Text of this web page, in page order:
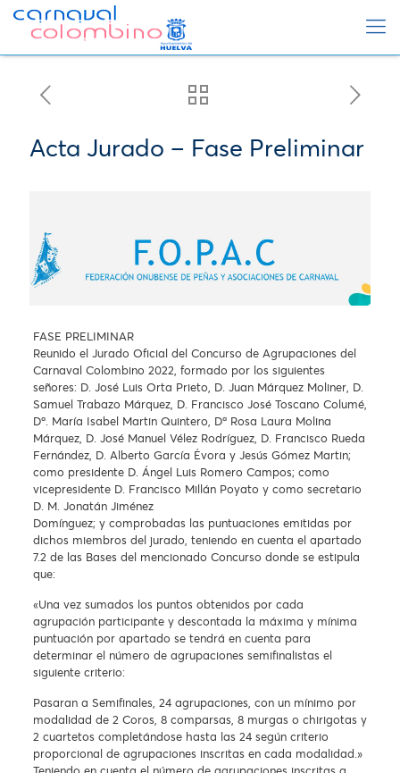
Acta Jurado – Fase Preliminar
FASE PRELIMINAR
Reunido el Jurado Oficial del Concurso de Agrupaciones del
Carnaval Colombino 2022, formado por los siguientes
señores: D. José Luis Orta Prieto, D. Juan Márquez Moliner, D.
Samuel Trabazo Márquez, D. Francisco José Toscano Columé,
Dª. María Isabel Martin Quintero, Dª Rosa Laura Molina
Márquez, D. José Manuel Vélez Rodríguez, D. Francisco Rueda
Fernández, D. Alberto García Évora y Jesús Gómez Martin;
como presidente D. Ángel Luis Romero Campos; como
vicepresidente D. Francisco Millán Poyato y como secretario
D. M. Jonatán Jiménez
Domínguez; y comprobadas las puntuaciones emitidas por
dichos miembros del jurado, teniendo en cuenta el apartado
7.2 de las Bases del mencionado Concurso donde se estipula
que:
«Una vez sumados los puntos obtenidos por cada
agrupación participante y descontada la máxima y mínima
puntuación por apartado se tendrá en cuenta para
determinar el número de agrupaciones semifinalistas el
siguiente criterio:
Pasaran a Semifinales, 24 agrupaciones, con un mínimo por
modalidad de 2 Coros, 8 comparsas, 8 murgas o chirigotas y
2 cuartetos completándose hasta las 24 según criterio
proporcional de agrupaciones inscritas en cada modalidad.»